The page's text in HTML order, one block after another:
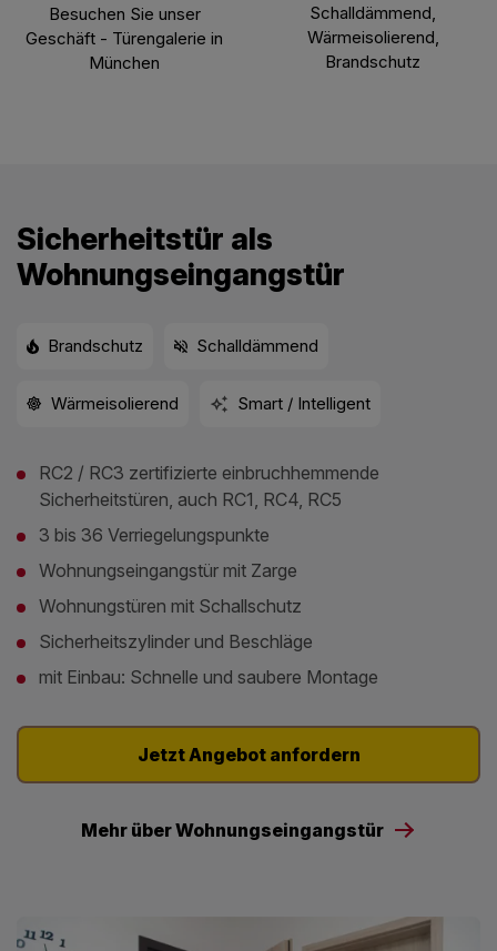
Besuchen Sie unser
Geschäft - Türengalerie in
München
Schalldämmend,
Wärmeisolierend,
Brandschutz
Sicherheitstür als
Wohnungseingangstür
Brandschutz Schalldämmend
Wärmeisolierend Smart / Intelligent
RC2 / RC3 zertifizierte einbruchhemmende
Sicherheitstüren, auch RC1, RC4, RC5
3 bis 36 Verriegelungspunkte
Wohnungseingangstür mit Zarge
Wohnungstüren mit Schallschutz
Sicherheitszylinder und Beschläge
mit Einbau: Schnelle und saubere Montage
Jetzt Angebot anfordern
Mehr über Wohnungseingangstür